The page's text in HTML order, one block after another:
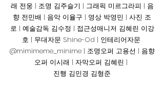
래 전웅 | 조명 김주슬기 | 그래픽 미르그라피 | 음
향 전민배 | 음악 이율구 | 영상 박영민 | 사진 조
로 | 예술감독 김수정 | 접근성매니저 김혜린 이강
호 | 무대자문 Shine-Od | 인테리어자문
@mimimeme_minime | 조명오퍼 고용선 | 음향
오퍼 이시래 | 자막오퍼 김혜린 |
진행 김민경 김형준